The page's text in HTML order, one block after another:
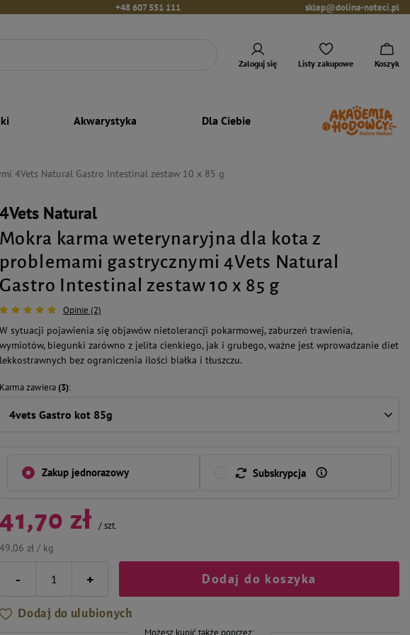
+48 607 551 111 sklep@dolina-noteci.pl
Zaloguj się Listy zakupowe Koszyk
Akwarystyka Dla Ciebie
4Vets Natural Gastro Intestinal zestaw 10 x 85 g
4Vets Natural
Mokra karma weterynaryjna dla kota z
problemami gastrycznymi 4Vets Natural
Gastro Intestinal zestaw 10 x 85 g
Opinie (2)
W sytuacji pojawienia się objawów nietolerancji pokarmowej, zaburzeń trawienia,
wymiotów, biegunki zarówno z jelita cienkiego, jak i grubego, ważne jest wprowadzanie diet
lekkostrawnych bez ograniczenia ilości białka i tłuszczu.
Karma zawiera(3)
4vets Gastro kot 85g
Zakup jednorazowy Subskrypcja
41,70 zł /szt.
49,06 zł / kg
- + Dodaj do koszyka
Dodaj do ulubionych
Możesz kupić także poprzez: